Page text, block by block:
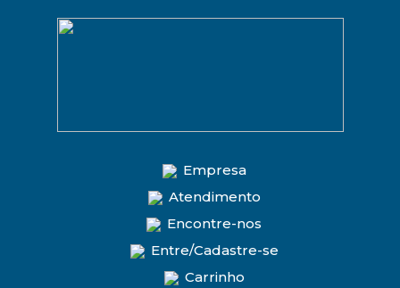
Empresa
Atendimento
Encontre-nos
Entre/Cadastre-se
Carrinho